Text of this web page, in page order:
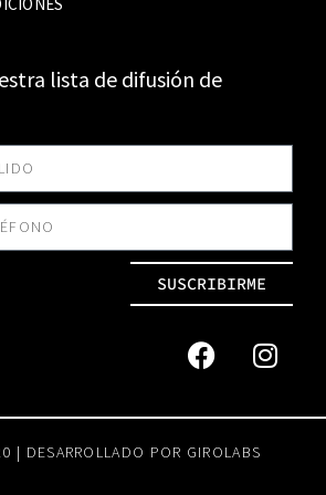
lista de difusión de
SUSCRIBIRME
| DESARROLLADO POR GIROLABS